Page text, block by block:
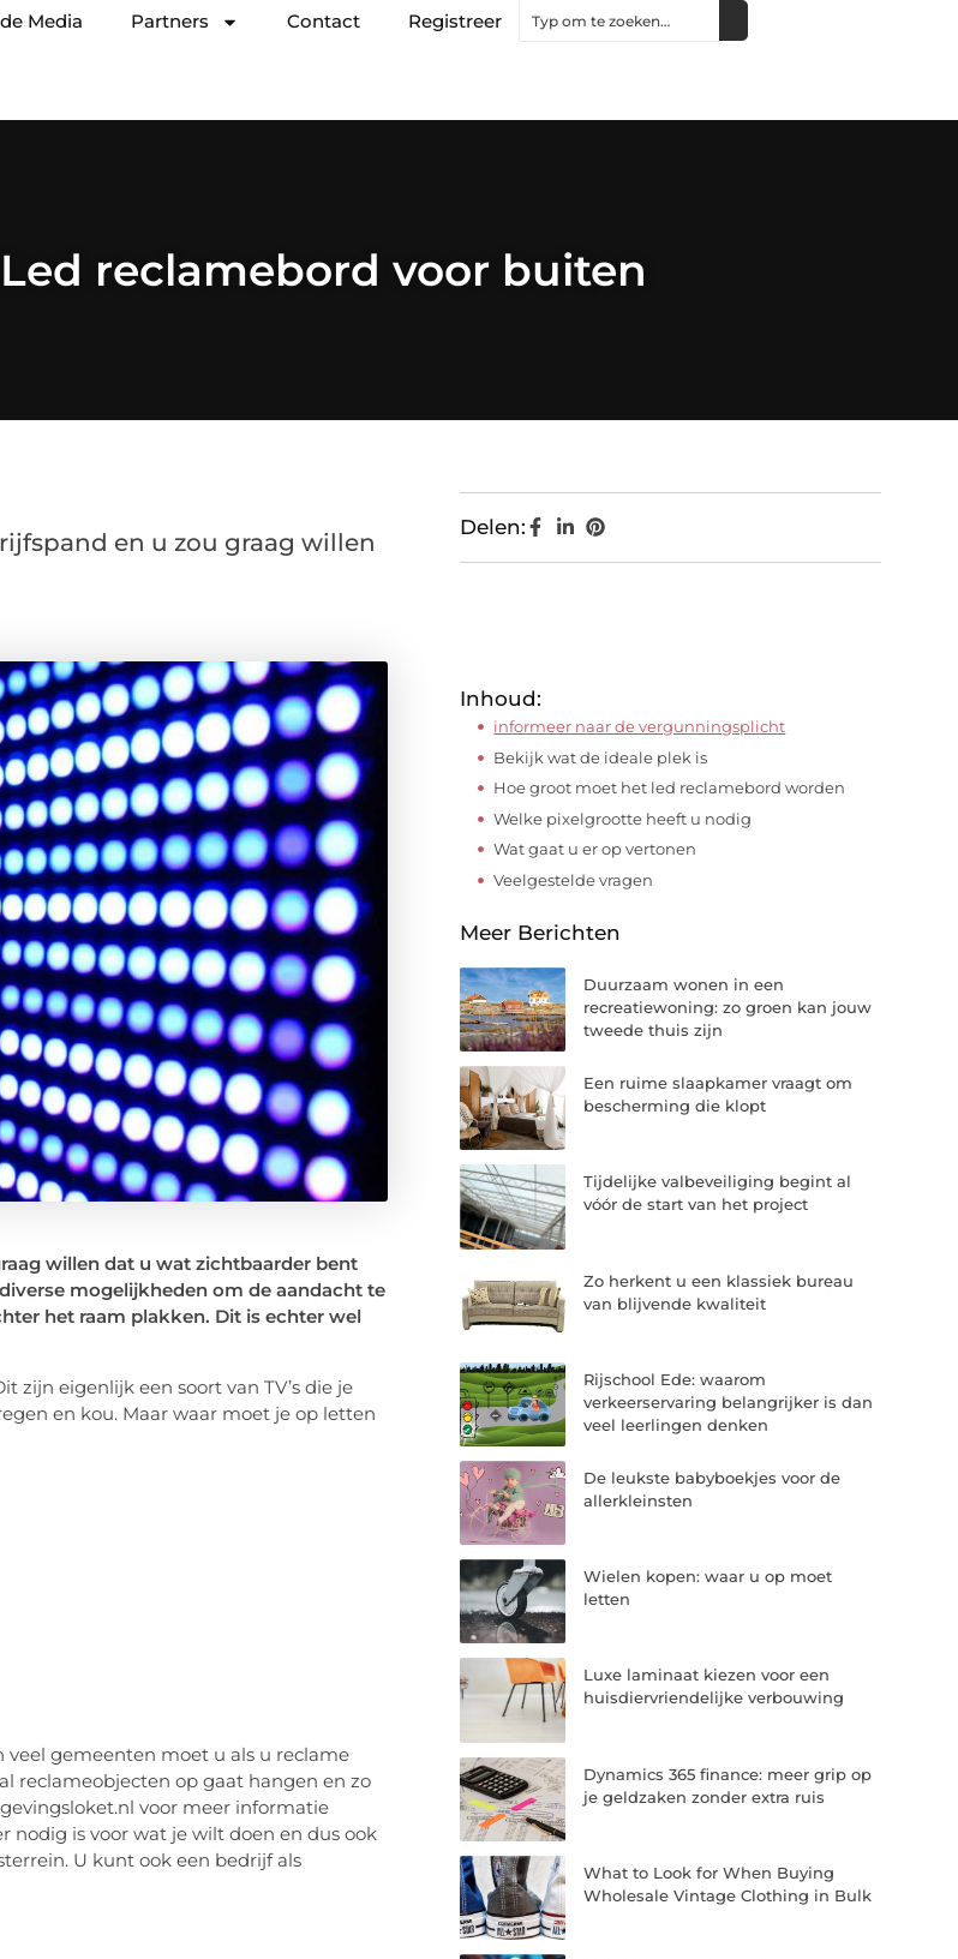
Media Partners Contact Registreer
reclamebord voor buiten
en u zou graag willen
willen dat u wat zichtbaarder bent
mogelijkheden om de aandacht te
het raam plakken. Dit is echter wel
zijn eigenlijk een soort van TV’s die je
en kou. Maar waar moet je op letten
veel gemeenten moet u als u reclame
reclameobjecten op gaat hangen en zo
voor meer informatie
nodig is voor wat je wilt doen en dus ook
U kunt ook een bedrijf als
Delen:
Inhoud:
informeer naar de vergunningsplicht
Bekijk wat de ideale plek is
Hoe groot moet het led reclamebord worden
Welke pixelgrootte heeft u nodig
Wat gaat u er op vertonen
Veelgestelde vragen
Meer Berichten
Duurzaam wonen in een
recreatiewoning: zo groen kan jouw
tweede thuis zijn
Een ruime slaapkamer vraagt om
bescherming die klopt
Tijdelijke valbeveiliging begint al
vóór de start van het project
Zo herkent u een klassiek bureau
van blijvende kwaliteit
Rijschool Ede: waarom
verkeerservaring belangrijker is dan
veel leerlingen denken
De leukste babyboekjes voor de
allerkleinsten
Wielen kopen: waar u op moet
letten
Luxe laminaat kiezen voor een
huisdiervriendelijke verbouwing
Dynamics 365 finance: meer grip op
je geldzaken zonder extra ruis
What to Look for When Buying
Wholesale Vintage Clothing in Bulk